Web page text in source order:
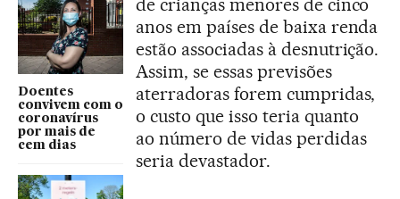
Doentes
convivem com o
coronavírus
por mais de
cem dias
de crianças menores de cinco
anos em países de baixa renda
estão associadas à desnutrição.
Assim, se essas previsões
aterradoras forem cumpridas,
o custo que isso teria quanto
ao número de vidas perdidas
seria devastador.